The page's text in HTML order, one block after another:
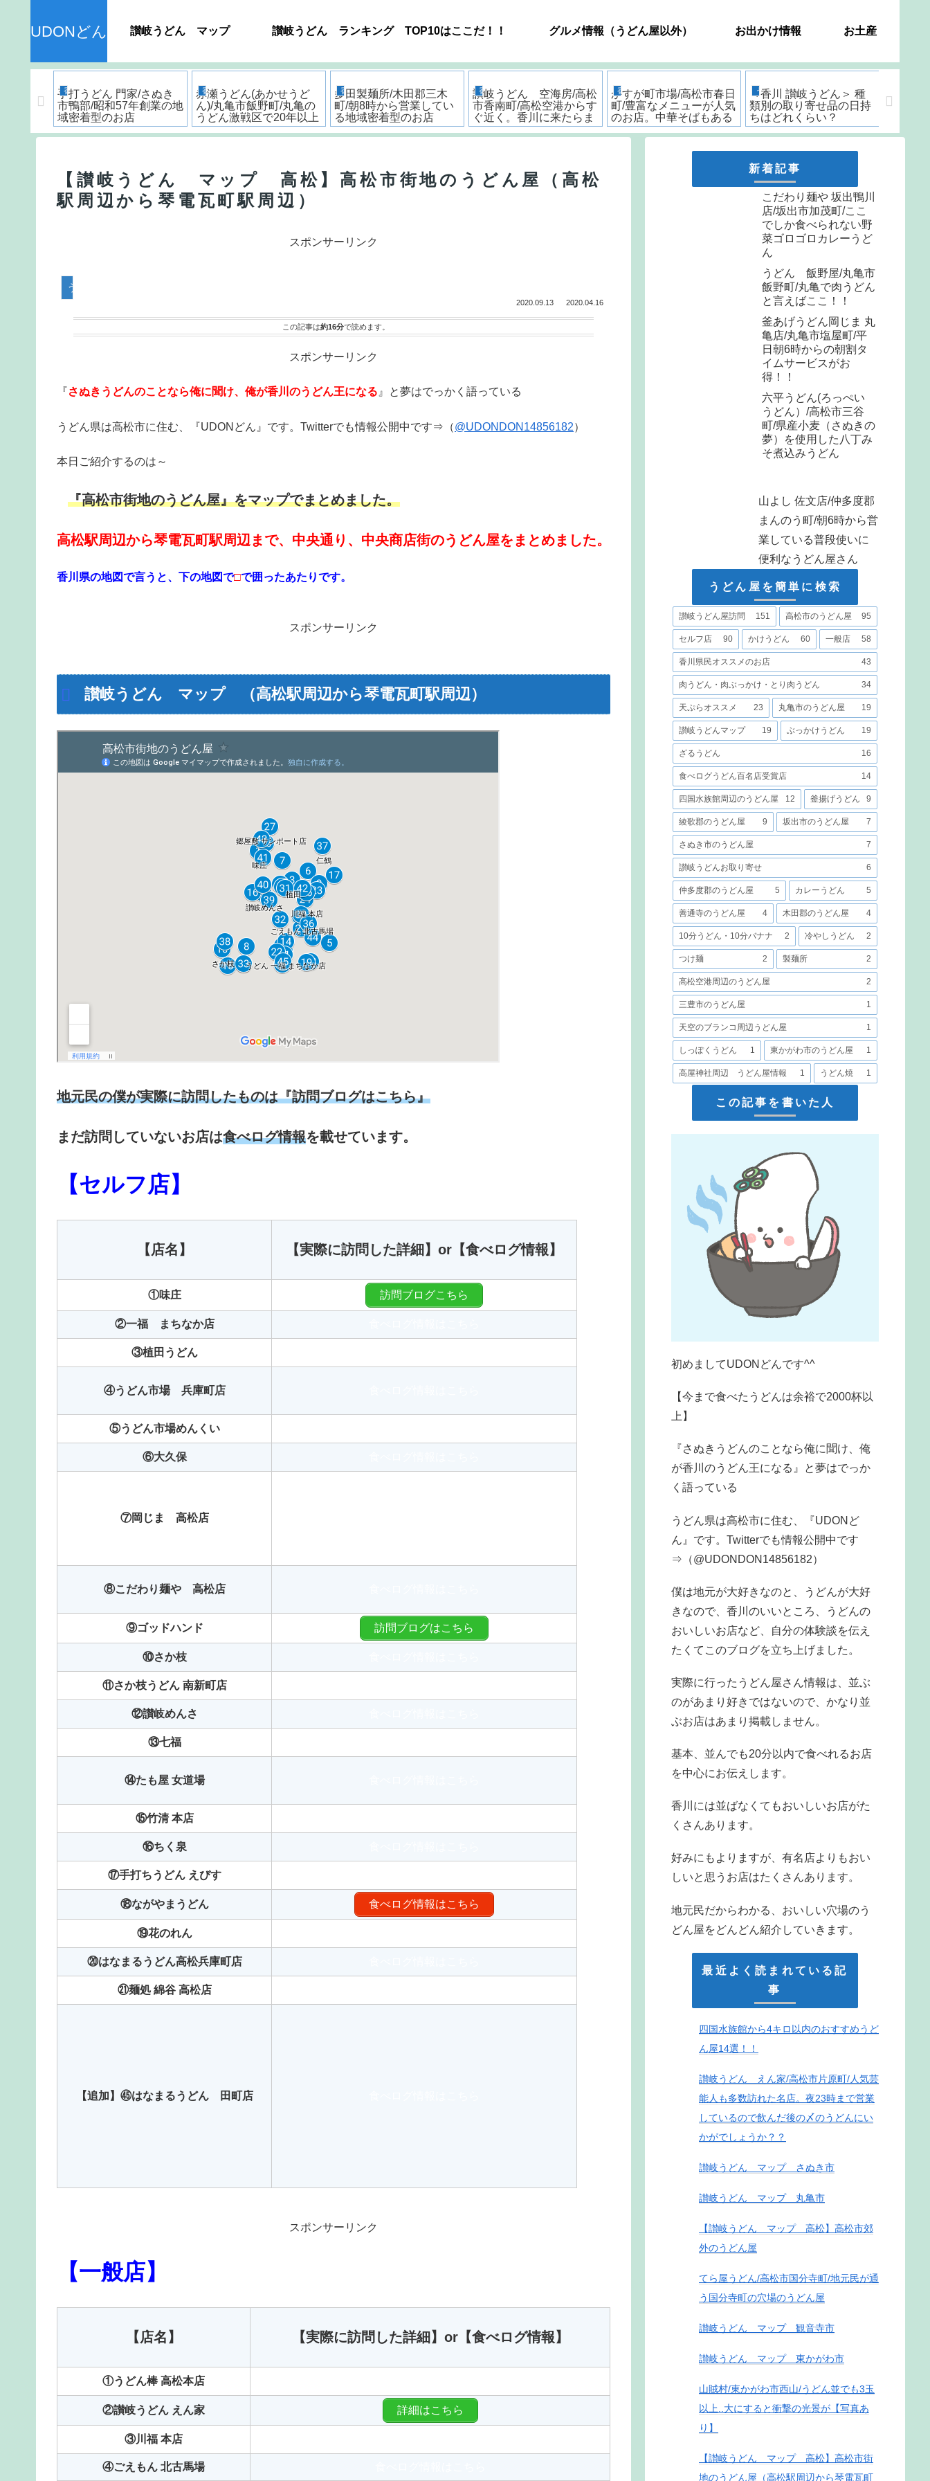
UDONどん 讃岐うどん マップ 讃岐うどん ランキング TOP10はここだ！！ グルメ情報（うどん屋以外） お出かけ情報 お土産
人気店
ログう
香川県うどん屋突撃レポート
手打うどん 門家/さぬき
市鴨部/昭和57年創業の地
域密着型のお店
香川県うどん屋突撃レポート
赤瀬うどん(あかせうど
ん)/丸亀市飯野町/丸亀の
うどん激戦区で20年以上
営業するほっこりするう
どん屋
香川県うどん屋突撃レポート
多田製麺所/木田郡三木
町/朝8時から営業してい
る地域密着型のお店
香川県うどん屋突撃レポート
讃岐うどん 空海房/高松
市香南町/高松空港からす
ぐ近く。香川に来たらま
ずはここ！
香川県うどん屋突撃レポート
かすが町市場/高松市春日
町/豊富なメニューが人気
のお店。中華そばもある
よ
うどん
＜香川 讃岐うどん＞ 種
類別の取り寄せ品の日持
ちはどれくらい？
＜香川
め製麺
【讃岐うどん マップ 高松】高松市街地のうどん屋（高松
駅周辺から琴電瓦町駅周辺）
スポンサーリンク
うどん
2020.09.13 2020.04.16
この記事は約16分で読めます。
スポンサーリンク
『さぬきうどんのことなら俺に聞け、俺が香川のうどん王になる 』と夢はでっかく語っている
うどん県は高松市に住む、『UDONどん』です。Twitterでも情報公開中です⇒（@UDONDON14856182）
本日ご紹介するのは～
『高松市街地のうどん屋』をマップでまとめました。
高松駅周辺から琴電瓦町駅周辺まで、中央通り、中央商店街のうどん屋をまとめました。
香川県の地図で言うと、下の地図で□で囲ったあたりです。
スポンサーリンク
讃岐うどん マップ （高松駅周辺から琴電瓦町駅周辺）
地元民の僕が実際に訪問したものは『訪問ブログはこちら』
まだ訪問していないお店は食べログ情報を載せています。
【セルフ店】
【店名】 【実際に訪問した詳細】or【食べログ情報】
①味庄 訪問ブログこちら
②一福 まちなか店
③植田うどん
④うどん市場 兵庫町店
⑤うどん市場めんくい
⑥大久保
⑦岡じま 高松店
⑧こだわり麺や 高松店
⑨ゴッドハンド 訪問ブログはこちら
⑩さか枝
⑪さか枝うどん 南新町店
⑫讃岐めんさ
⑬七福
⑭たも屋 女道場
⑮竹清 本店
⑯ちく泉
⑰手打ちうどん えびす
⑱ながやまうどん 食べログ情報はこちら
⑲花のれん
⑳はなまるうどん高松兵庫町店
㉑麺処 綿谷 高松店
【追加】㊺はなまるうどん 田町店
スポンサーリンク
【一般店】
【店名】 【実際に訪問した詳細】or【食べログ情報】
①うどん棒 高松本店
②讃岐うどん えん家 詳細はこちら
③川福 本店
④ごえもん 北古馬場
新着記事
こだわり麺や 坂出鴨川
店/坂出市加茂町/ここ
でしか食べられない野
菜ゴロゴロカレーうど
ん
うどん 飯野屋/丸亀市
飯野町/丸亀で肉うどん
と言えばここ！！
釜あげうどん岡じま 丸
亀店/丸亀市塩屋町/平
日朝6時からの朝割タ
イムサービスがお
得！！
六平うどん(ろっぺい
うどん）/高松市三谷
町/県産小麦（さぬきの
夢）を使用した八丁み
そ煮込みうどん
山よし 佐文店/仲多度郡
まんのう町/朝6時から営
業している普段使いに
便利なうどん屋さん
うどん屋を簡単に検索
讃岐うどん屋訪問 151 高松市のうどん屋 95
セルフ店 90 かけうどん 60 一般店 58
香川県民オススメのお店 43
肉うどん・肉ぶっかけ・とり肉うどん 34
天ぷらオススメ 23 丸亀市のうどん屋 19
讃岐うどんマップ 19 ぶっかけうどん 19
ざるうどん 16
食べログうどん百名店受賞店 14
四国水族館周辺のうどん屋 12 釜揚げうどん 9
綾歌郡のうどん屋 9 坂出市のうどん屋 7
さぬき市のうどん屋 7
讃岐うどんお取り寄せ 6
仲多度郡のうどん屋 5 カレーうどん 5
善通寺のうどん屋 4 木田郡のうどん屋 4
10分うどん・10分バナナ 2 冷やしうどん 2
つけ麺 2 製麺所 2
高松空港周辺のうどん屋 2
三豊市のうどん屋 1
天空のブランコ周辺うどん屋 1
しっぽくうどん 1 東かがわ市のうどん屋 1
高屋神社周辺 うどん屋情報 1 うどん焼 1
この記事を書いた人
初めましてUDONどんです^^
【今まで食べたうどんは余裕で2000杯以
上】
『さぬきうどんのことなら俺に聞け、俺
が香川のうどん王になる』と夢はでっか
く語っている
うどん県は高松市に住む、『UDONど
ん』です。Twitterでも情報公開中です
⇒（@UDONDON14856182）
僕は地元が大好きなのと、うどんが大好
きなので、香川のいいところ、うどんの
おいしいお店など、自分の体験談を伝え
たくてこのブログを立ち上げました。
実際に行ったうどん屋さん情報は、並ぶ
のがあまり好きではないので、かなり並
ぶお店はあまり掲載しません。
基本、並んでも20分以内で食べれるお店
を中心にお伝えします。
香川には並ばなくてもおいしいお店がた
くさんあります。
好みにもよりますが、有名店よりもおい
しいと思うお店はたくさんあります。
地元民だからわかる、おいしい穴場のう
どん屋をどんどん紹介していきます。
最近よく読まれている記
事
四国水族館から4キロ以内のおすすめうど
ん屋14選！！
讃岐うどん えん家/高松市片原町/人気芸
能人も多数訪れた名店。夜23時まで営業
しているので飲んだ後の〆のうどんにい
かがでしょうか？？
讃岐うどん マップ さぬき市
讃岐うどん マップ 丸亀市
【讃岐うどん マップ 高松】高松市郊
外のうどん屋
てら屋うどん/高松市国分寺町/地元民が通
う国分寺町の穴場のうどん屋
讃岐うどん マップ 観音寺市
讃岐うどん マップ 東かがわ市
山賊村/東かがわ市西山/うどん並でも3玉
以上..大にすると衝撃の光景が【写真あ
り】
【讃岐うどん マップ 高松】高松市街
地のうどん屋（高松駅周辺から琴電瓦町